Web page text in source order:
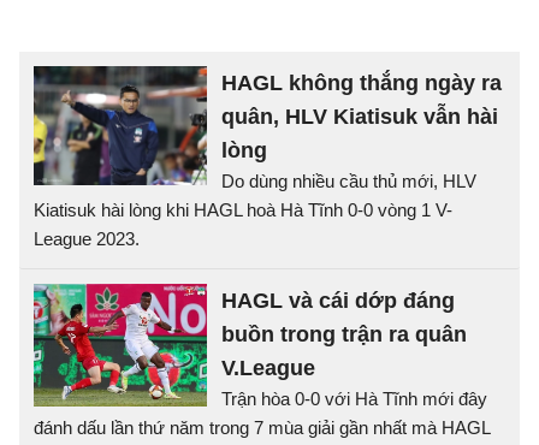
HAGL không thắng ngày ra
quân, HLV Kiatisuk vẫn hài
lòng
Do dùng nhiều cầu thủ mới, HLV
Kiatisuk hài lòng khi HAGL hoà Hà Tĩnh 0-0 vòng 1 V-
League 2023.
HAGL và cái dớp đáng
buồn trong trận ra quân
V.League
Trận hòa 0-0 với Hà Tĩnh mới đây
đánh dấu lần thứ năm trong 7 mùa giải gần nhất mà HAGL